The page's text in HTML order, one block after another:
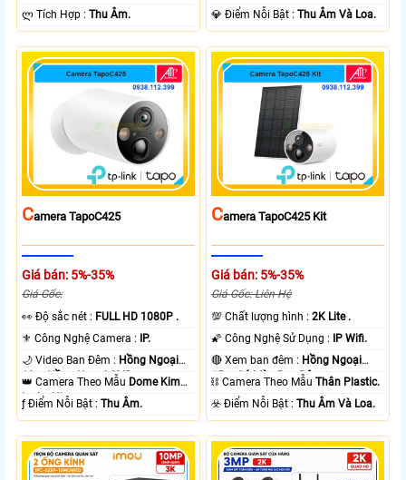
️ლ Tích Hợp :Thu Âm.
️💎 Điểm Nỗi Bật :Thu Âm Và Loa.
CAmera TapoC425
Giá bán: 5%-35%
Giá Gốc:
️👀 Độ sắc nét : FULL HD 1080P .
⚜️ Công Nghệ Camera :
IP.
🌙 Video Ban Đêm : Hồng Ngoại
10m Hồng Ngoại SMD.
👑 Camera Theo Mẫu Dome Kim
loại + Nhựa.
️ƒ Điểm Nỗi Bật :Thu Âm.
CAmera TapoC425 Kit
Giá bán: 5%-35%
Giá Gốc: Liên Hệ
💯 Chất lượng hình :2K Lite .
🌠 Công Nghệ Sử Dụng :
IP Wifi.
🔴 Xem ban đêm : Hồng Ngoại
15m Có Màu Ban Ðêm.
⛓ Camera Theo MẫuThân Plastic.
️☣️ Điểm Nỗi Bật :Thu Âm Và Loa.